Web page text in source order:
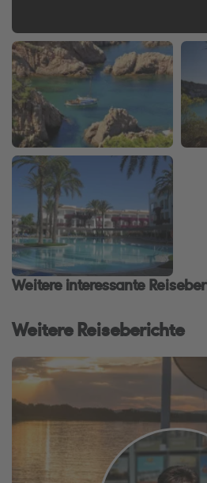
Weitere interessante
Weitere Reiseberichte